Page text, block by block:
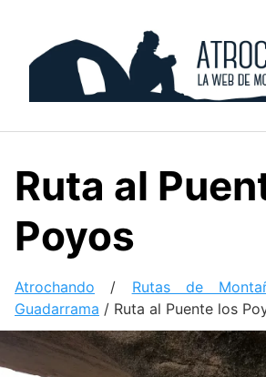
content
Ruta al
Poyos
Atrochando / Rutas de
Guadarrama / Ruta al Puente los